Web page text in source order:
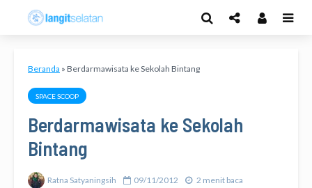
Beranda » Berdarmawisata ke Sekolah Bintang
SPACE SCOOP
Berdarmawisata ke Sekolah
Bintang
Ratna Satyaningsih 09/11/2012 2 menit baca